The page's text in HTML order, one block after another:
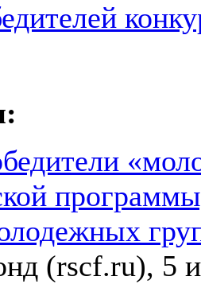
(rscf.ru), 5